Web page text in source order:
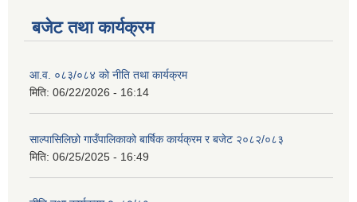
बजेट तथा कार्यक्रम
आ.व. ०८३/०८४ को नीति तथा कार्यक्रम
मिति: 06/22/2026 - 16:14
साल्पासिलिछो गाउँपालिकाको बार्षिक कार्यक्रम र बजेट २०८२/०८३
मिति: 06/25/2025 - 16:49